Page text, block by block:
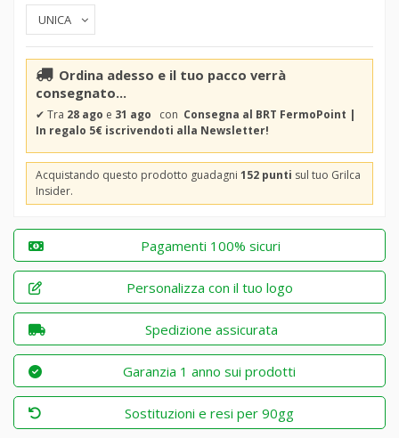
Ordina adesso e il tuo pacco verrà
consegnato...
✔ Tra 28 ago e 31 ago con Consegna al BRT FermoPoint |
In regalo 5€ iscrivendoti alla Newsletter!
Acquistando questo prodotto guadagni 152 punti sul tuo Grilca
Insider.
Pagamenti 100% sicuri
Personalizza con il tuo logo
Spedizione assicurata
Garanzia 1 anno sui prodotti
Sostituzioni e resi per 90gg